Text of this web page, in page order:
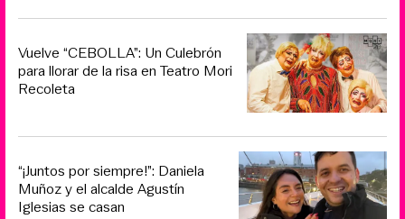
Vuelve “CEBOLLA”: Un Culebrón
para llorar de la risa en Teatro Mori
Recoleta
“¡Juntos por siempre!”: Daniela
Muñoz y el alcalde Agustín
Iglesias se casan